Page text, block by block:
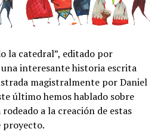
la catedral”, editado por
interesante historia escrita
magistralmente por Daniel
último hemos hablado sobre
a la creación de estas
proyecto.